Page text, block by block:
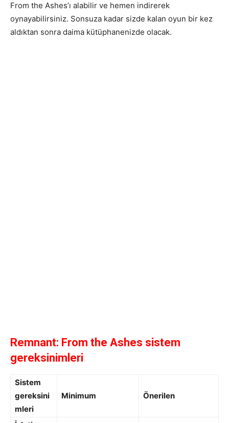
From the Ashes’ı alabilir ve hemen indirerek
oynayabilirsiniz. Sonsuza kadar sizde kalan oyun bir kez
aldıktan sonra daima kütüphanenizde olacak.
Remnant: From the Ashes sistem
gereksinimleri
Sistem
gereksini
mleri
Minimum Önerilen